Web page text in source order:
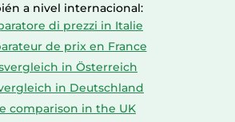
a nivel internacional:
di prezzi in Italie
de prix en France
in Österreich
in Deutschland
comparison in the UK